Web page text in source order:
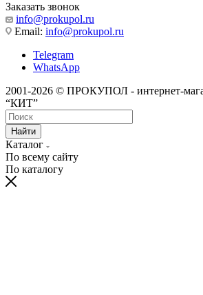
Заказать звонок
info@prokupol.ru
Email: info@prokupol.ru
Telegram
WhatsApp
2001-2026 © ПРОКУПОЛ - интернет-
“КИТ”
Найти
Каталог
По всему сайту
По каталогу